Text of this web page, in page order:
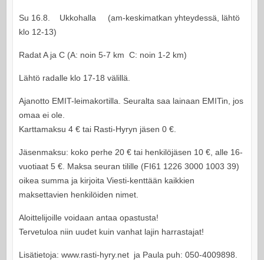
Su 16.8. Ukkohalla (am-keskimatkan yhteydessä, lähtö
klo 12-13)
Radat A ja C (A: noin 5-7 km C: noin 1-2 km)
Lähtö radalle klo 17-18 välillä.
Ajanotto EMIT-leimakortilla. Seuralta saa lainaan EMITin, jos
omaa ei ole.
Karttamaksu 4 € tai Rasti-Hyryn jäsen 0 €.
Jäsenmaksu: koko perhe 20 € tai henkilöjäsen 10 €, alle 16-
vuotiaat 5 €. Maksa seuran tilille (FI61 1226 3000 1003 39)
oikea summa ja kirjoita Viesti-kenttään kaikkien
maksettavien henkilöiden nimet.
Aloittelijoille voidaan antaa opastusta!
Tervetuloa niin uudet kuin vanhat lajin harrastajat!
Lisätietoja: www.rasti-hyry.net ja Paula puh: 050-4009898.